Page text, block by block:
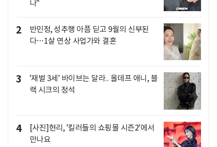
나"
2
반민정, 성추행 아픔 딛고 9월의 신부된
다…1살 연상 사업가와 결혼
3
'재벌 3세' 바이브는 달라.. 올데프 애니, 블
랙 시크의 정석
4
[사진]현리, '킬러들의 쇼핑몰 시즌2'에서
만나요